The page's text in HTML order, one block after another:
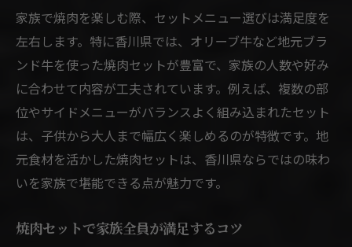
家族で焼肉を楽しむ際、セットメニュー選びは満足度を
左右します。特に香川県では、オリーブ牛など地元ブラ
ンド牛を使った焼肉セットが豊富で、家族の人数や好み
に合わせて内容が工夫されています。例えば、複数の部
位やサイドメニューがバランスよく組み込まれたセット
は、子供から大人まで幅広く楽しめるのが特徴です。地
元食材を活かした焼肉セットは、香川県ならではの味わ
いを家族で堪能できる点が魅力です。
焼肉セットで家族全員が満足するコツ